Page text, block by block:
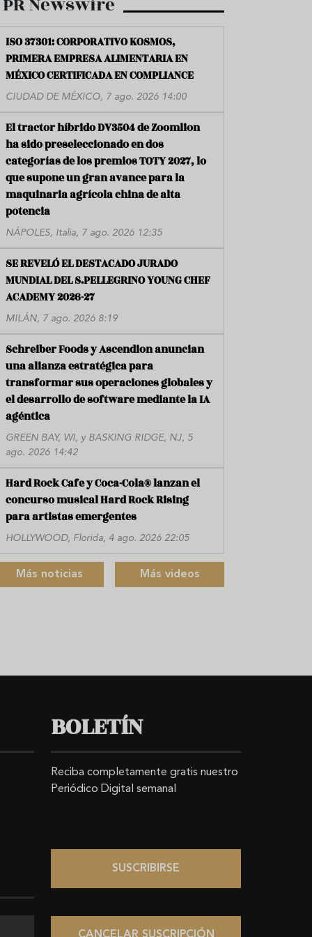
ISO 37301: CORPORATIVO KOSMOS,
PRIMERA EMPRESA ALIMENTARIA EN
MÉXICO CERTIFICADA EN COMPLIANCE
CIUDAD DE MÉXICO, 7 ago. 2026 14:00
El tractor híbrido DV3504 de Zoomlion
ha sido preseleccionado en dos
categorías de los premios TOTY 2027, lo
que supone un gran avance para la
maquinaria agrícola china de alta
potencia
NÁPOLES, Italia, 7 ago. 2026 12:35
SE REVELÓ EL DESTACADO JURADO
MUNDIAL DEL S.PELLEGRINO YOUNG CHEF
ACADEMY 2026-27
MILÁN, 7 ago. 2026 8:19
Schreiber Foods y Ascendion anuncian
una alianza estratégica para
transformar sus operaciones globales y
el desarrollo de software mediante la IA
agéntica
GREEN BAY, WI, y BASKING RIDGE, NJ, 5
ago. 2026 14:42
Hard Rock Cafe y Coca-Cola® lanzan el
concurso musical Hard Rock Rising
para artistas emergentes
HOLLYWOOD, Florida, 4 ago. 2026 22:05
Más noticias Más videos
BOLETÍN
Reciba completamente gratis nuestro
Periódico Digital semanal
SUSCRIBIRSE